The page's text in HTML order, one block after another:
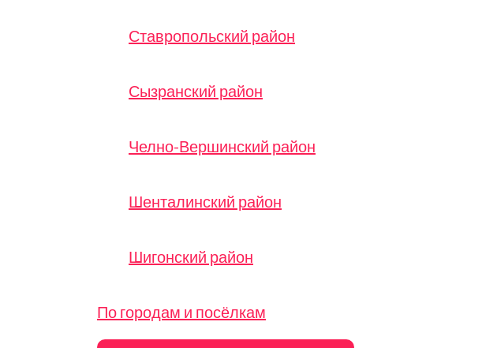
Ставропольский район
Сызранский район
Челно-Вершинский район
Шенталинский район
Шигонский район
По городам и посёлкам